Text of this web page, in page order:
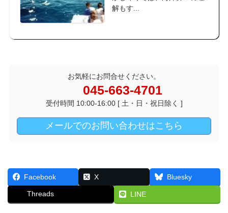
解もす...
お気軽にお問合せください。
045-663-4701
受付時間 10:00-16:00 [ 土・日・祝日除く ]
メールでのお問い合わせはこちら
Facebook X Bluesky
Threads LINE